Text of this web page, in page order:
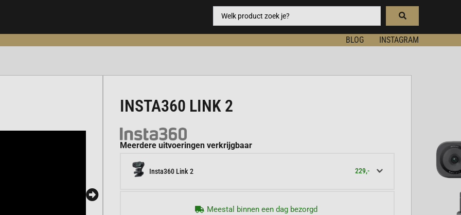
BLOG INSTAGRAM
INSTA360 LINK 2
Meerdere uitvoeringen verkrijgbaar
Insta360 Link 2 229,-
Meestal binnen een dag bezorgd